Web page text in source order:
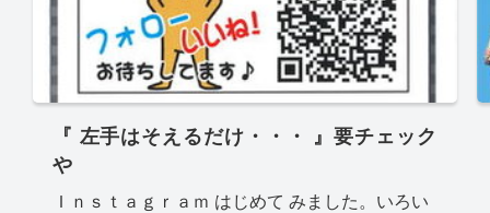
『 左手はそえるだけ・・・ 』要チェック
や
Ｉｎｓｔａｇｒａｍ はじめて みました。いろい